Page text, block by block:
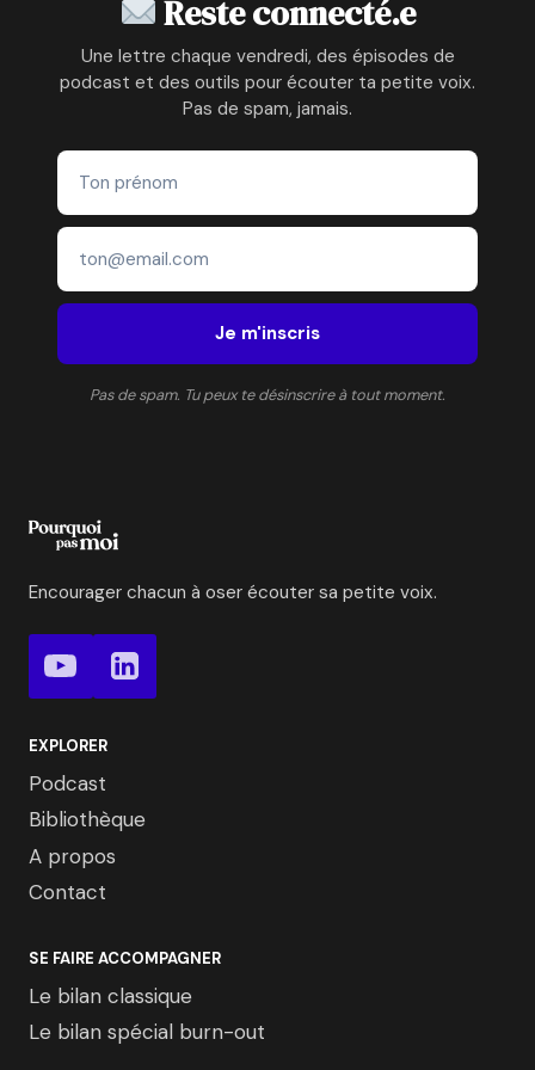
VIE
ÉCOUTER
SA
PETITE
Reste connecté.e
Une lettre chaque vendredi, des épisodes de
podcast et des outils pour écouter ta petite voix.
Pas de spam, jamais.
Je m'inscris
Pas de spam. Tu peux te désinscrire à tout moment.
Encourager chacun à oser écouter sa petite voix.
EXPLORER
Podcast
Bibliothèque
A propos
Contact
SE FAIRE ACCOMPAGNER
Le bilan classique
Le bilan spécial burn-out